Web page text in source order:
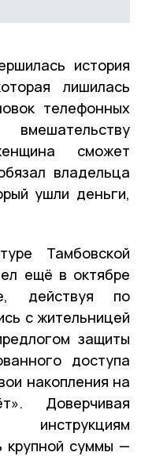
история
лишилась
телефонных
сможет
владельца
ушли деньги,
Тамбовской
ещё в октябре
действуя по
с жительницей
защиты
доступа
накопления на
Доверчивая
крупной суммы —